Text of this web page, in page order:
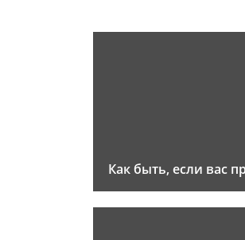
Как быть, если вас